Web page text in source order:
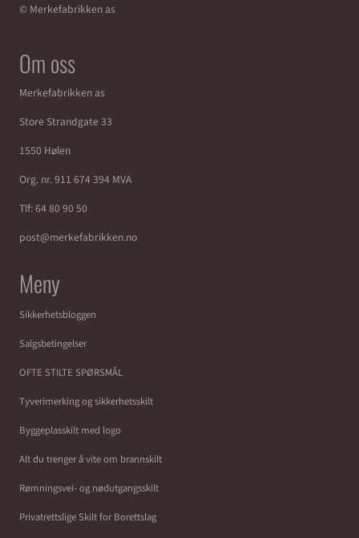
© Merkefabrikken as
Om oss
Merkefabrikken as
Store Strandgate 33
1550 Hølen
Org. nr. 911 674 394 MVA
Tlf:64 80 90 50
post@merkefabrikken.no
Meny
Sikkerhetsbloggen
Salgsbetingelser
OFTE STILTE SPØRSMÅL
Tyverimerking og sikkerhetsskilt
Byggeplasskilt med logo
Alt du trenger å vite om brannskilt
Rømningsvei- og nødutgangsskilt
Privatrettslige Skilt for Borettslag